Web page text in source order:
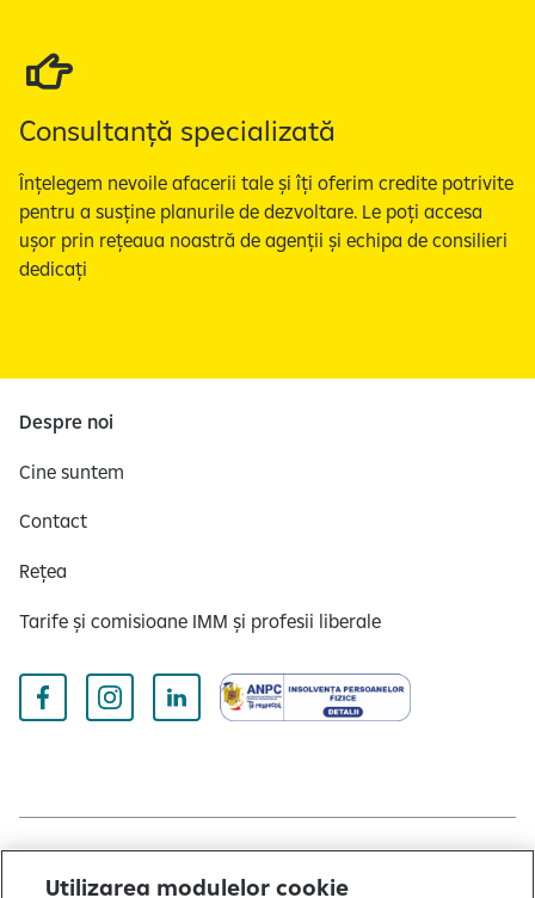
Consultanță specializată
Înțelegem nevoile afacerii tale și îți oferim credite potrivite
pentru a susține planurile de dezvoltare. Le poți accesa
ușor prin rețeaua noastră de agenții și echipa de consilieri
dedicați
Despre noi
Cine suntem
Contact
Rețea
Tarife și comisioane IMM și profesii liberale
Utilizarea modulelor cookie